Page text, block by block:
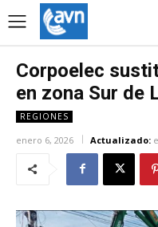
Corpoelec
en zona Sur de
REGIONES
enero 6, 2026 Actualizado: